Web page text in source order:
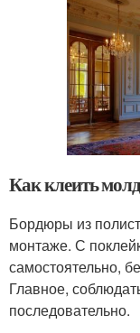
Как клеить
Бордюры из
монтаже. С
самостоятельно,
Главное,
последовательно.